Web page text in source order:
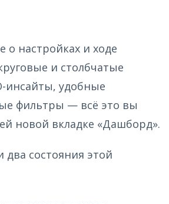
настройках и ходе
и столбчатые
инсайты, удобные
фильтры — всё это вы
новой вкладке «Дашборд».
состояния этой